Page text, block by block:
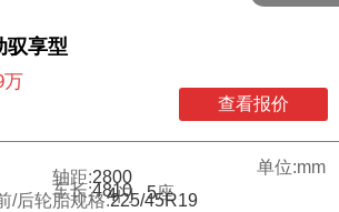
驭享型
万
查看报价
单位:mm
车长:4810 5座
4门
轴距:2800
/后轮胎规格:225/45R19